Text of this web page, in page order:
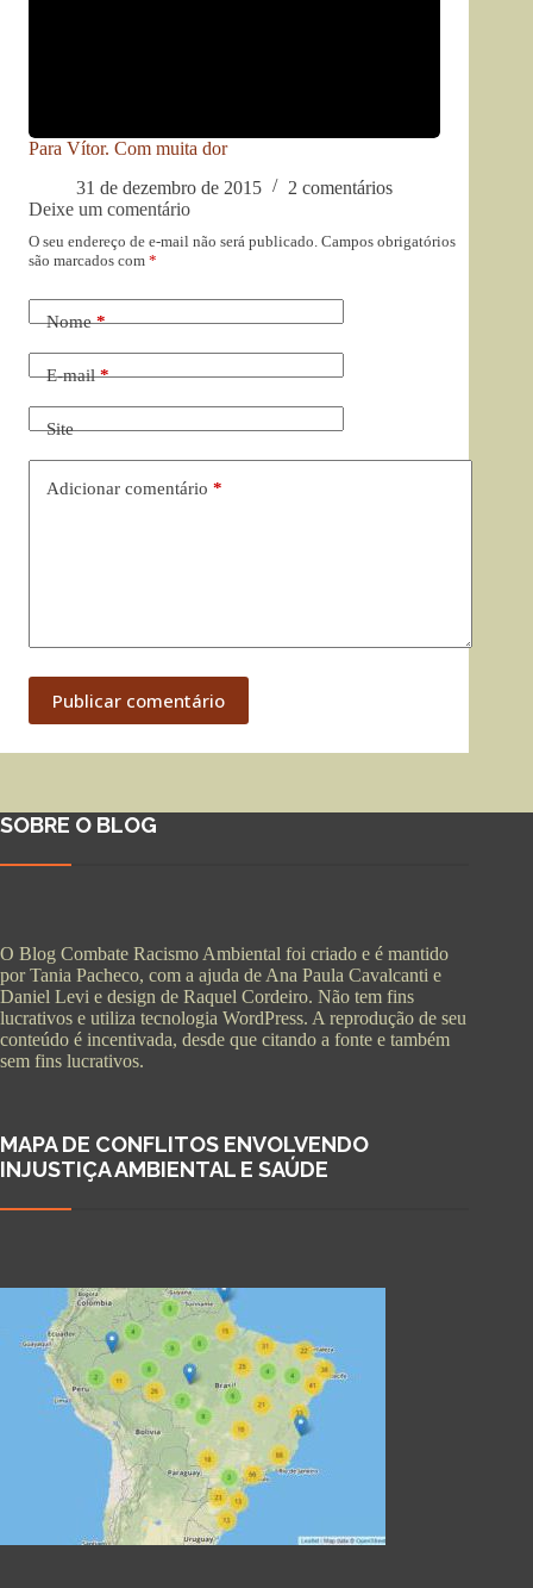
Para Vítor. Com muita dor
31 de dezembro de 2015
2 comentários
Deixe um comentário
O seu endereço de e-mail não será publicado. Campos obrigatórios
são marcados com *
Nome*
E-mail*
Site
Adicionar comentário *
Publicar comentário
SOBRE O BLOG
O Blog Combate Racismo Ambiental foi criado e é mantido
por Tania Pacheco, com a ajuda de Ana Paula Cavalcanti e
Daniel Levi e design de Raquel Cordeiro. Não tem fins
lucrativos e utiliza tecnologia WordPress. A reprodução de seu
conteúdo é incentivada, desde que citando a fonte e também
sem fins lucrativos.
MAPA DE CONFLITOS ENVOLVENDO
INJUSTIÇA AMBIENTAL E SAÚDE